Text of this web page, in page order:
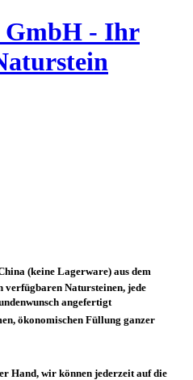
GmbH - Ihr
(keine Lagerware) aus dem
Natursteinen, jede
angefertigt
ökonomischen Füllung ganzer
Hand, wir können jederzeit auf die